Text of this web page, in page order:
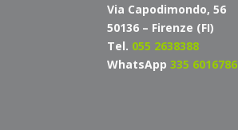
Via Capodimondo, 56
50136 – Firenze (FI)
Tel. 055 2638388
WhatsApp335 6016786